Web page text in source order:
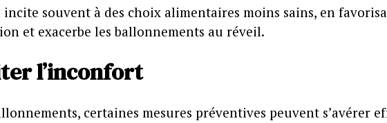
souvent à des choix alimentaires moins sains, en
et exacerbe les ballonnements au réveil.
l’inconfort
certaines mesures préventives peuvent s’avérer